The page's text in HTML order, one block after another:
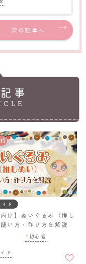
次の記事へ
事
ド
向け】ぬいぐるみ（推し
い方・作り方を解説
初心者
ド
入りに